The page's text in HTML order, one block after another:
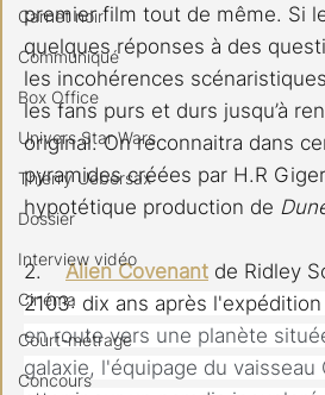
Carnet noir
Communiqué
Box Office
Univers Star Wars
Thierry Uebersax
Dossier
Interview vidéo
Cinéma
Court-métrage
Concours
premier film tout de même. Si
quelques réponses à des
les incohérences
les fans purs et durs jusqu’à
original. On reconnaitra dans
pyramides créées par H.R
hypotétique production de
2. Alien Covenant de Ridley
2103: dix ans après
en route vers une planète
galaxie, l'équipage du vaisseau